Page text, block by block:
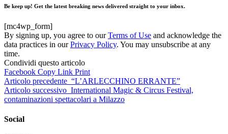
Be keep up! Get the latest breaking news delivered straight to your inbox.
[mc4wp_form]
By signing up, you agree to ourTerms of Use and acknowledge the
data practices in ourPrivacy Policy. You may unsubscribe at any
time.
Condividi questo articolo
Facebook Copy Link Print
Articolo precedente “L’ARLECCHINO ERRANTE”
Articolo successivo International Magic & Circus Festival,
contaminazioni spettacolari a Milazzo
Social